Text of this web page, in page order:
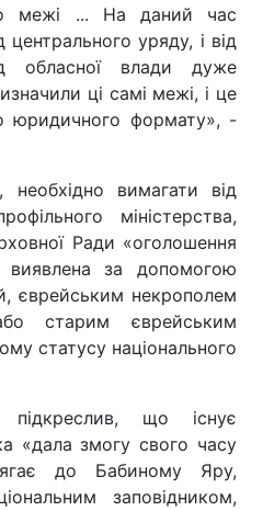
межі ... На даний час
центрального уряду, і від
обласної влади дуже
ці самі межі, і це
юридичного формату», -
вимагати від
міністерства,
Ради «оголошення
виявлена за допомогою
єврейським некрополем
старим єврейським
статусу національного
підкреслив, що існує
«дала змогу свого часу
до Бабиному Яру,
заповідником,